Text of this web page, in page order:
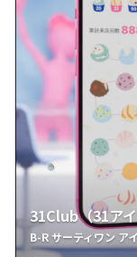
31Club（31ア
B-R サーティワン ア